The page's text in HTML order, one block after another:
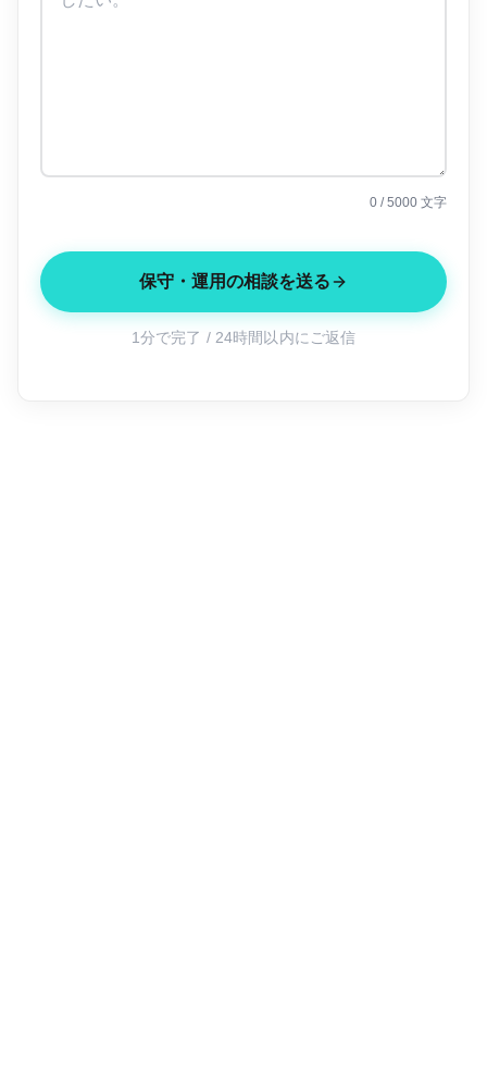
0 / 5000 文字
保守・運用の相談を送る
1分で完了 / 24時間以内にご返信